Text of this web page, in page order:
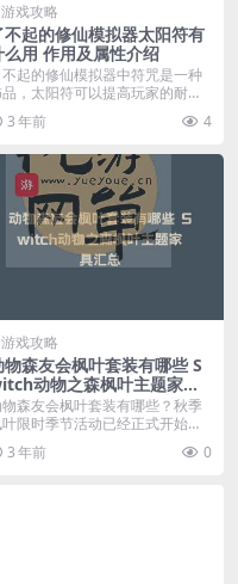
游戏攻略
不起的修仙模拟器太阳符有
么用 作用及属性介绍
不起的修仙模拟器中符咒是一种
，太阳符可以提高玩家的耐寒
力，很多玩家想了解...
3 年前 4
游戏攻略
物森友会枫叶套装有哪些 S
动物之森枫叶主题家具
总森友会枫叶套装有哪些？秋季
限时季节活动已经正式开始
，玩家们纷纷跑到南半...
3 年前 0